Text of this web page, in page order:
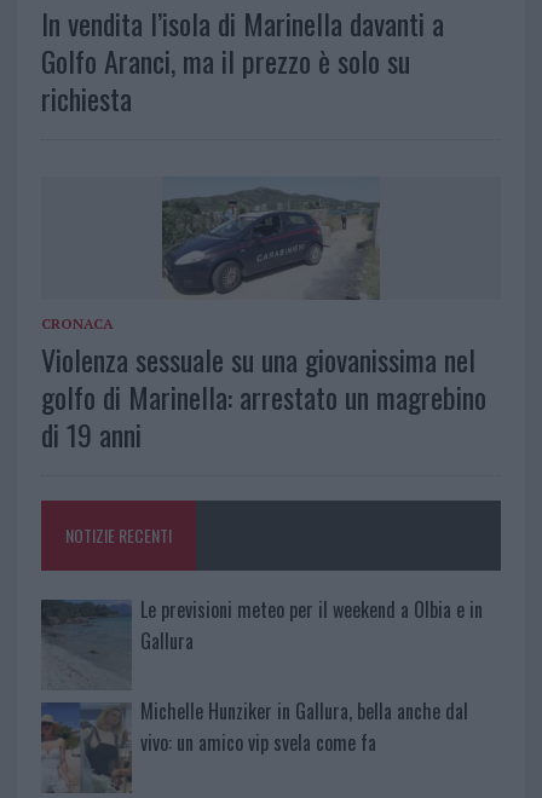
In vendita l’isola di Marinella davanti a
Golfo Aranci, ma il prezzo è solo su
richiesta
CRONACA
Violenza sessuale su una giovanissima nel
golfo di Marinella: arrestato un magrebino
di 19 anni
NOTIZIE RECENTI
Le previsioni meteo per il weekend a Olbia e in
Gallura
Michelle Hunziker in Gallura, bella anche dal
vivo: un amico vip svela come fa